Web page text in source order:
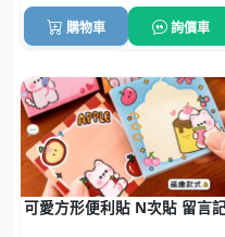
購物車 詢價車
可愛方形便利貼 N次貼 留言記